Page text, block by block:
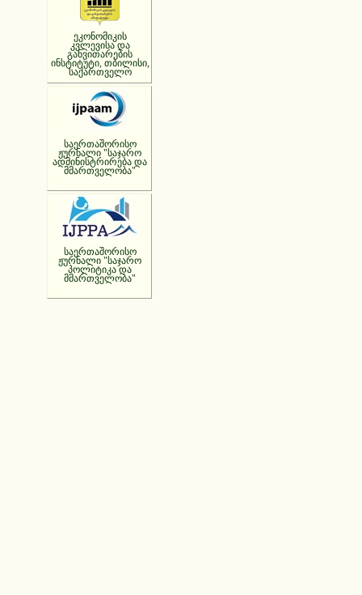
ეკონომიკის
კვლევისა და
განვითარების
ინსტიტუტი, თბილისი,
საქართველო
საერთაშორისო
ჟურნალი "საჯარო
ადმინისტრირება და
მმართველობა"
საერთაშორისო
ჟურნალი "საჯარო
პოლიტიკა და
მმართველობა"